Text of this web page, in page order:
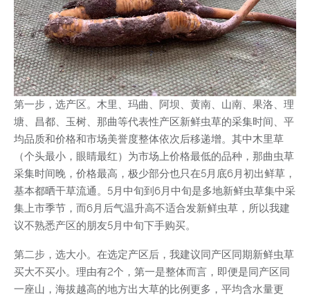
第一步，选产区。木里、玛曲、阿坝、黄南、山南、果洛、理
塘、昌都、玉树、那曲等代表性产区新鲜虫草的采集时间、平
均品质和价格和市场美誉度整体依次后移递增。其中木里草
（个头最小，眼睛最红）为市场上价格最低的品种，那曲虫草
采集时间晚，价格最高，极少部分也只在5月底6月初出鲜草，
基本都晒干草流通。5月中旬到6月中旬是多地新鲜虫草集中采
集上市季节，而6月后气温升高不适合发新鲜虫草，所以我建
议不熟悉产区的朋友5月中旬下手购买。
第二步，选大小。在选定产区后，我建议同产区同期新鲜虫草
买大不买小。理由有2个，第一是整体而言，即便是同产区同
一座山，海拔越高的地方出大草的比例更多，平均含水量更